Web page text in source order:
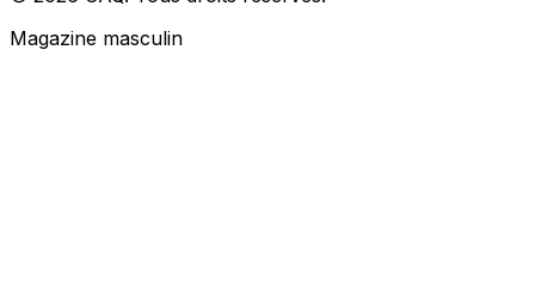
Magazine masculin